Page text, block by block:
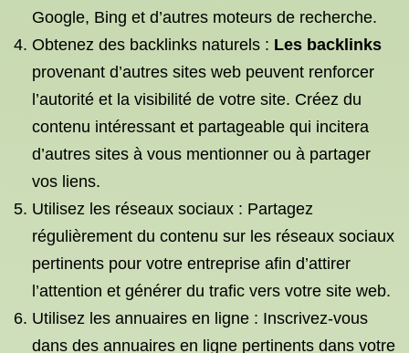
Google, Bing et d’autres moteurs de recherche.
Obtenez des backlinks naturels : Les backlinks
provenant d’autres sites web peuvent renforcer
l’autorité et la visibilité de votre site. Créez du
contenu intéressant et partageable qui incitera
d’autres sites à vous mentionner ou à partager
vos liens.
Utilisez les réseaux sociaux : Partagez
régulièrement du contenu sur les réseaux sociaux
pertinents pour votre entreprise afin d’attirer
l’attention et générer du trafic vers votre site web.
Utilisez les annuaires en ligne : Inscrivez-vous
dans des annuaires en ligne pertinents dans votre